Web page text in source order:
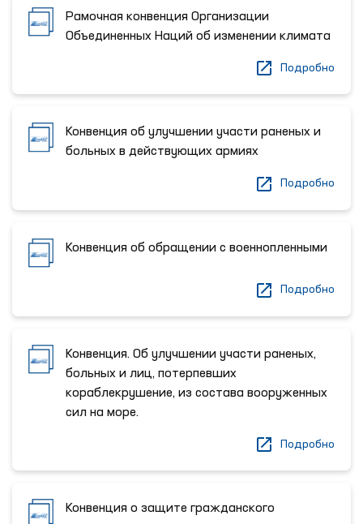
Рамочная конвенция Организации
Объединенных Наций об изменении климата
Подробно
Конвенция об улучшении участи раненых и
больных в действующих армиях
Подробно
Конвенция об обращении с военнопленными
Подробно
Конвенция. Об улучшении участи раненых,
больных и лиц, потерпевших
кораблекрушение, из состава вооруженных
сил на море.
Подробно
Конвенция о защите гражданского